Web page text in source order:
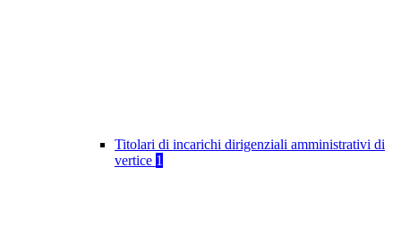
Titolari di incarichi dirigenziali amministrativi di
vertice 1